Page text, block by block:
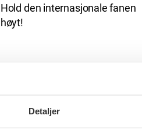
Detaljer
Hold den internasjonale fanen
høyt!